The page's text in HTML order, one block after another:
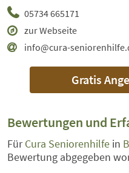
05734 665171
zur Webseite
info@cura-
Gratis
Bewertungen und
FürCura Seniorenhilfe in
Bewertung abgegeben